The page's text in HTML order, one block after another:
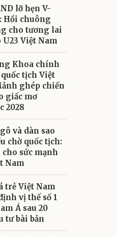
lỡ hẹn V-
Hồi chuông
cho tương lai
U23 Việt Nam
Khoa chính
tịch Việt
ghép chiến
giấc mơ
2028
và dàn sao
chờ quốc tịch:
sức mạnh
Nam
trẻ Việt Nam
vị thế số 1
Á sau 20
tư bài bản